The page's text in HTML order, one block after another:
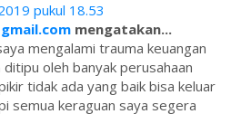
pukul 18.53
mengatakan...
mengalami trauma keuangan
oleh banyak perusahaan
tidak ada yang baik bisa keluar
semua keraguan saya segera